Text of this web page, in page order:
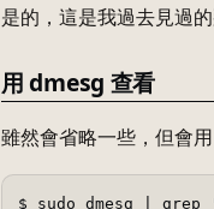
是的，這是我過去見過
用 dmesg 查看
雖然會省略一些，但會
$ sudo dmesg | grep